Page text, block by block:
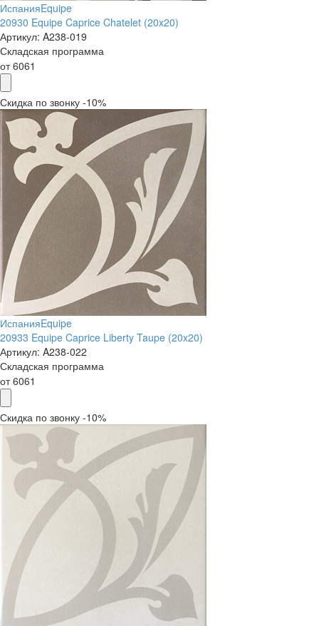
ИспанияEquipe
20930 Equipe Caprice Chatelet (20x20)
Артикул: A238-019
Складская программа
от6061
Скидка по звонку -10%
ИспанияEquipe
20933 Equipe Caprice Liberty Taupe (20x20)
Артикул: A238-022
Складская программа
от6061
Скидка по звонку -10%